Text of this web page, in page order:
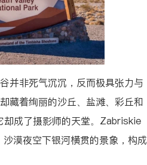
非死气沉沉，反而极具张力与
藏着绚丽的沙丘、盐滩、彩丘和
成了摄影师的天堂。Zabriskie
漠夜空下银河横贯的景象，构成